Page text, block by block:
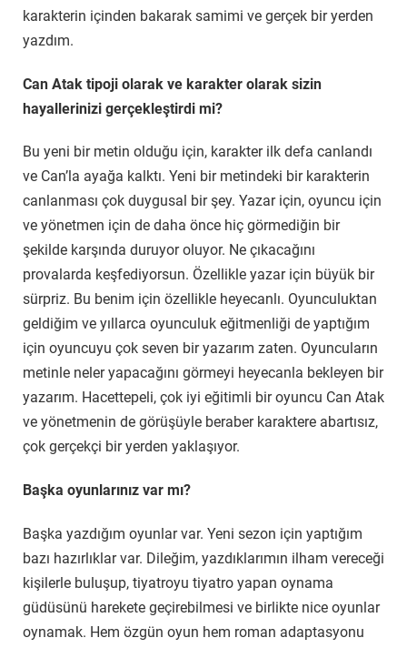
karakterin içinden bakarak samimi ve gerçek bir yerden
yazdım.
Can Atak tipoji olarak ve karakter olarak sizin
hayallerinizi gerçekleştirdi mi?
Bu yeni bir metin olduğu için, karakter ilk defa canlandı
ve Can’la ayağa kalktı. Yeni bir metindeki bir karakterin
canlanması çok duygusal bir şey. Yazar için, oyuncu için
ve yönetmen için de daha önce hiç görmediğin bir
şekilde karşında duruyor oluyor. Ne çıkacağını
provalarda keşfediyorsun. Özellikle yazar için büyük bir
sürpriz. Bu benim için özellikle heyecanlı. Oyunculuktan
geldiğim ve yıllarca oyunculuk eğitmenliği de yaptığım
için oyuncuyu çok seven bir yazarım zaten. Oyuncuların
metinle neler yapacağını görmeyi heyecanla bekleyen bir
yazarım. Hacettepeli, çok iyi eğitimli bir oyuncu Can Atak
ve yönetmenin de görüşüyle beraber karaktere abartısız,
çok gerçekçi bir yerden yaklaşıyor.
Başka oyunlarınız var mı?
Başka yazdığım oyunlar var. Yeni sezon için yaptığım
bazı hazırlıklar var. Dileğim, yazdıklarımın ilham vereceği
kişilerle buluşup, tiyatroyu tiyatro yapan oynama
güdüsünü harekete geçirebilmesi ve birlikte nice oyunlar
oynamak. Hem özgün oyun hem roman adaptasyonu